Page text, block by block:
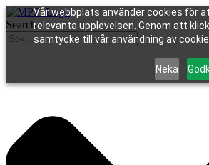
Vår webbplats använder cookies för
relevanta upplevelsen. Genom att
samtycke till vår användning av
Neka
Search